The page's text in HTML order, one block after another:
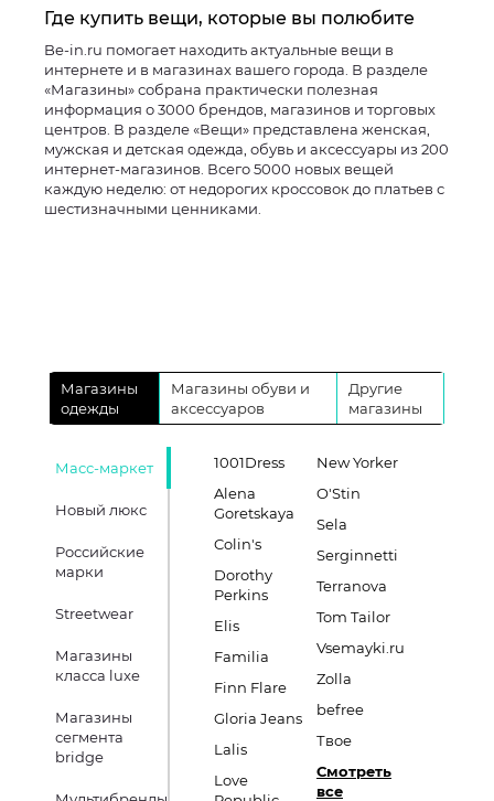
Где купить вещи, которые вы полюбите
Be-in.ru помогает находить актуальные вещи в
интернете и в магазинах вашего города. В разделе
«Магазины» собрана практически полезная
информация о 3000 брендов, магазинов и торговых
центров. В разделе «Вещи» представлена женская,
мужская и детская одежда, обувь и аксессуары из 200
интернет-магазинов. Всего 5000 новых вещей
каждую неделю: от недорогих кроссовок до платьев с
шестизначными ценниками.
Магазины
одежды
Магазины обуви и
аксессуаров
Другие
магазины
Масс-маркет
Новый люкс
Российские
марки
Streetwear
Магазины
класса luxe
Магазины
сегмента
bridge
1001Dress
Alena
Goretskaya
Colin's
Dorothy
Perkins
Elis
Familia
Finn Flare
Gloria Jeans
Lalis
Love
New Yorker
O'Stin
Sela
Serginnetti
Terranova
Tom Tailor
Vsemayki.ru
Zolla
befree
Твое
Смотреть
все